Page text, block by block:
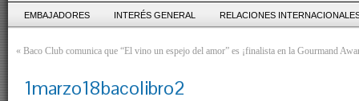
EMBAJADORES INTERÉS GENERAL RELACIONES
« Baco Club comunica que “El vino un espejo del amor” es ¡finalista en la Gourmand
1marzo18bacolibro2